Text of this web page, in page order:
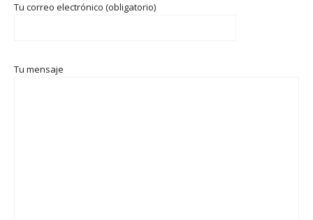
Tu correo electrónico (obligatorio)
Tu mensaje